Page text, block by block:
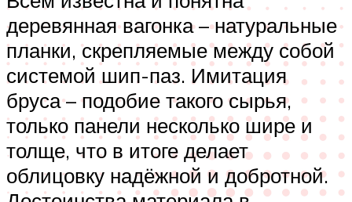
деревянная вагонка – натуральные
планки, скрепляемые между собой
системой шип-паз. Имитация
бруса – подобие такого сырья,
только панели несколько шире и
толще, что в итоге делает
облицовку надёжной и добротной.